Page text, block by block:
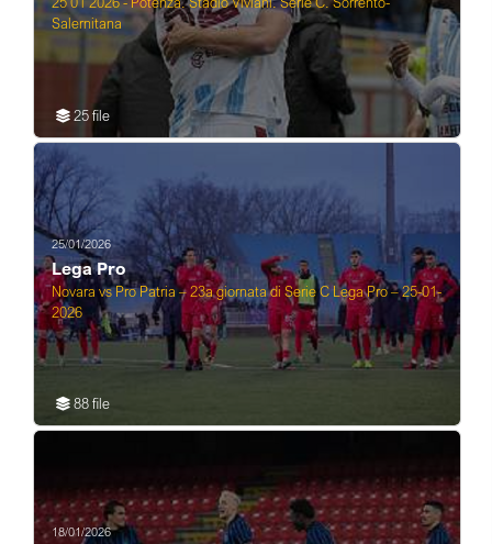
Salernitana
25 file
25/01/2026
Lega Pro
Novara vs Pro Patria – 23a giornata di Serie C Lega Pro – 25-01-
2026
88 file
18/01/2026